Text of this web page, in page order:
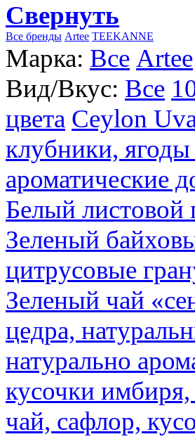
Свернуть
Все бренды Artee TEEKANNE
Марка: Все Artee
Вид/Вкус: Все
цвета Ceylon
клубники,
ароматические
Белый листовой
Зеленый
цитрусовые
Зеленый чай
цедра,
натурально
кусочки
чай, сафлор,